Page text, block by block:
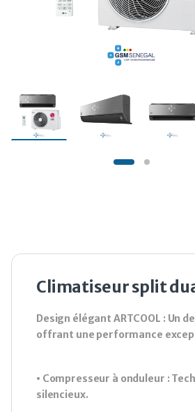
Climatiseur split
Design élégant ARTCOOL :
offrant une performance
• Compresseur à onduleur :
silencieux.